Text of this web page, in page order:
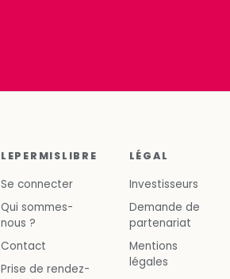
LEPERMISLIBRE
Se connecter
Qui sommes-
nous ?
Contact
Prise de rendez-
LÉGAL
Investisseurs
Demande de
partenariat
Mentions
légales